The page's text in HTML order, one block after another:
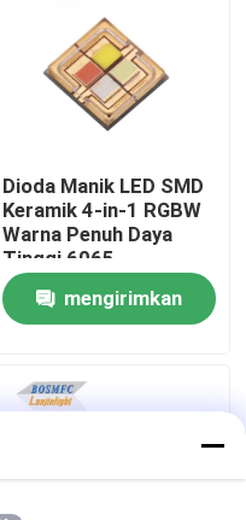
Dioda Manik LED SMD
Keramik 4-in-1 RGBW
Warna Penuh Daya
Tinggi 6065
Berwarna-warni untuk
Lampu Panggung
mengirimkan